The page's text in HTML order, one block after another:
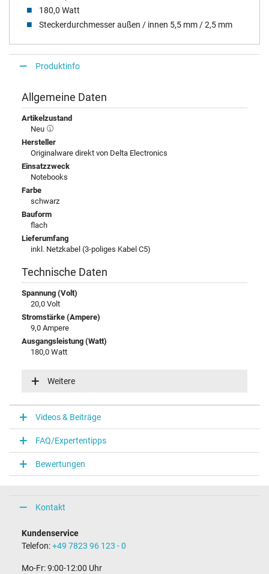
180,0 Watt
Steckerdurchmesser außen / innen 5,5 mm / 2,5 mm
Produktinfo
Allgemeine Daten
Artikelzustand
Neu
Hersteller
Originalware direkt von Delta Electronics
Einsatzzweck
Notebooks
Farbe
schwarz
Bauform
flach
Lieferumfang
inkl. Netzkabel (3-poliges Kabel C5)
Technische Daten
Spannung (Volt)
20,0 Volt
Stromstärke (Ampere)
9,0 Ampere
Ausgangsleistung (Watt)
180,0 Watt
100-240V / 50-60Hz
Notebook Stecker
Steckertyp / -form
rund / 90° abgewinkelt
Steckerlänge (mm)
11,0 mm
5,5 mm / 2,5 mm
Länge Anschlusskabel (m) (ca.)
1.75 m
Weitere
Videos & Beiträge
FAQ/Expertentipps
Bewertungen
Kontakt
Kundenservice
Telefon:+49 7823 96 123 - 0
Mo-Fr: 9:00-12:00 Uhr